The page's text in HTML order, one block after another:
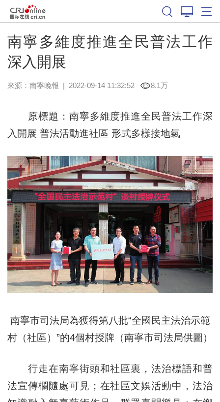
南寧多維度推進全民普法工作
深入開展
來源： 南寧晚報 | 2022-09-14 11:32:52 8.1万
原標題：南寧多維度推進全民普法工作深
入開展 普法活動進社區 形式多樣接地氣
南寧市司法局為獲得第八批“全國民主法治示範
村（社區）”的4個村授牌（南寧市司法局供圖）
行走在南寧街頭和社區裏，法治標語和普
法宣傳欄隨處可見；在社區文娛活動中，法治